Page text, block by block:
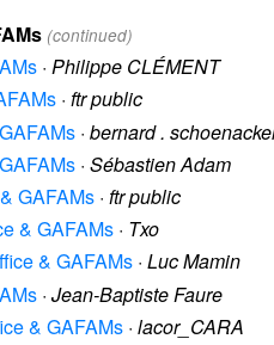
(continued)
· Philippe CLÉMENT
· ftr public
· bernard .
· Sébastien Adam
GAFAMs · ftr public
& GAFAMs · Txo
& GAFAMs · Luc Mamin
· Jean-Baptiste Faure
& GAFAMs · lacor_CARA